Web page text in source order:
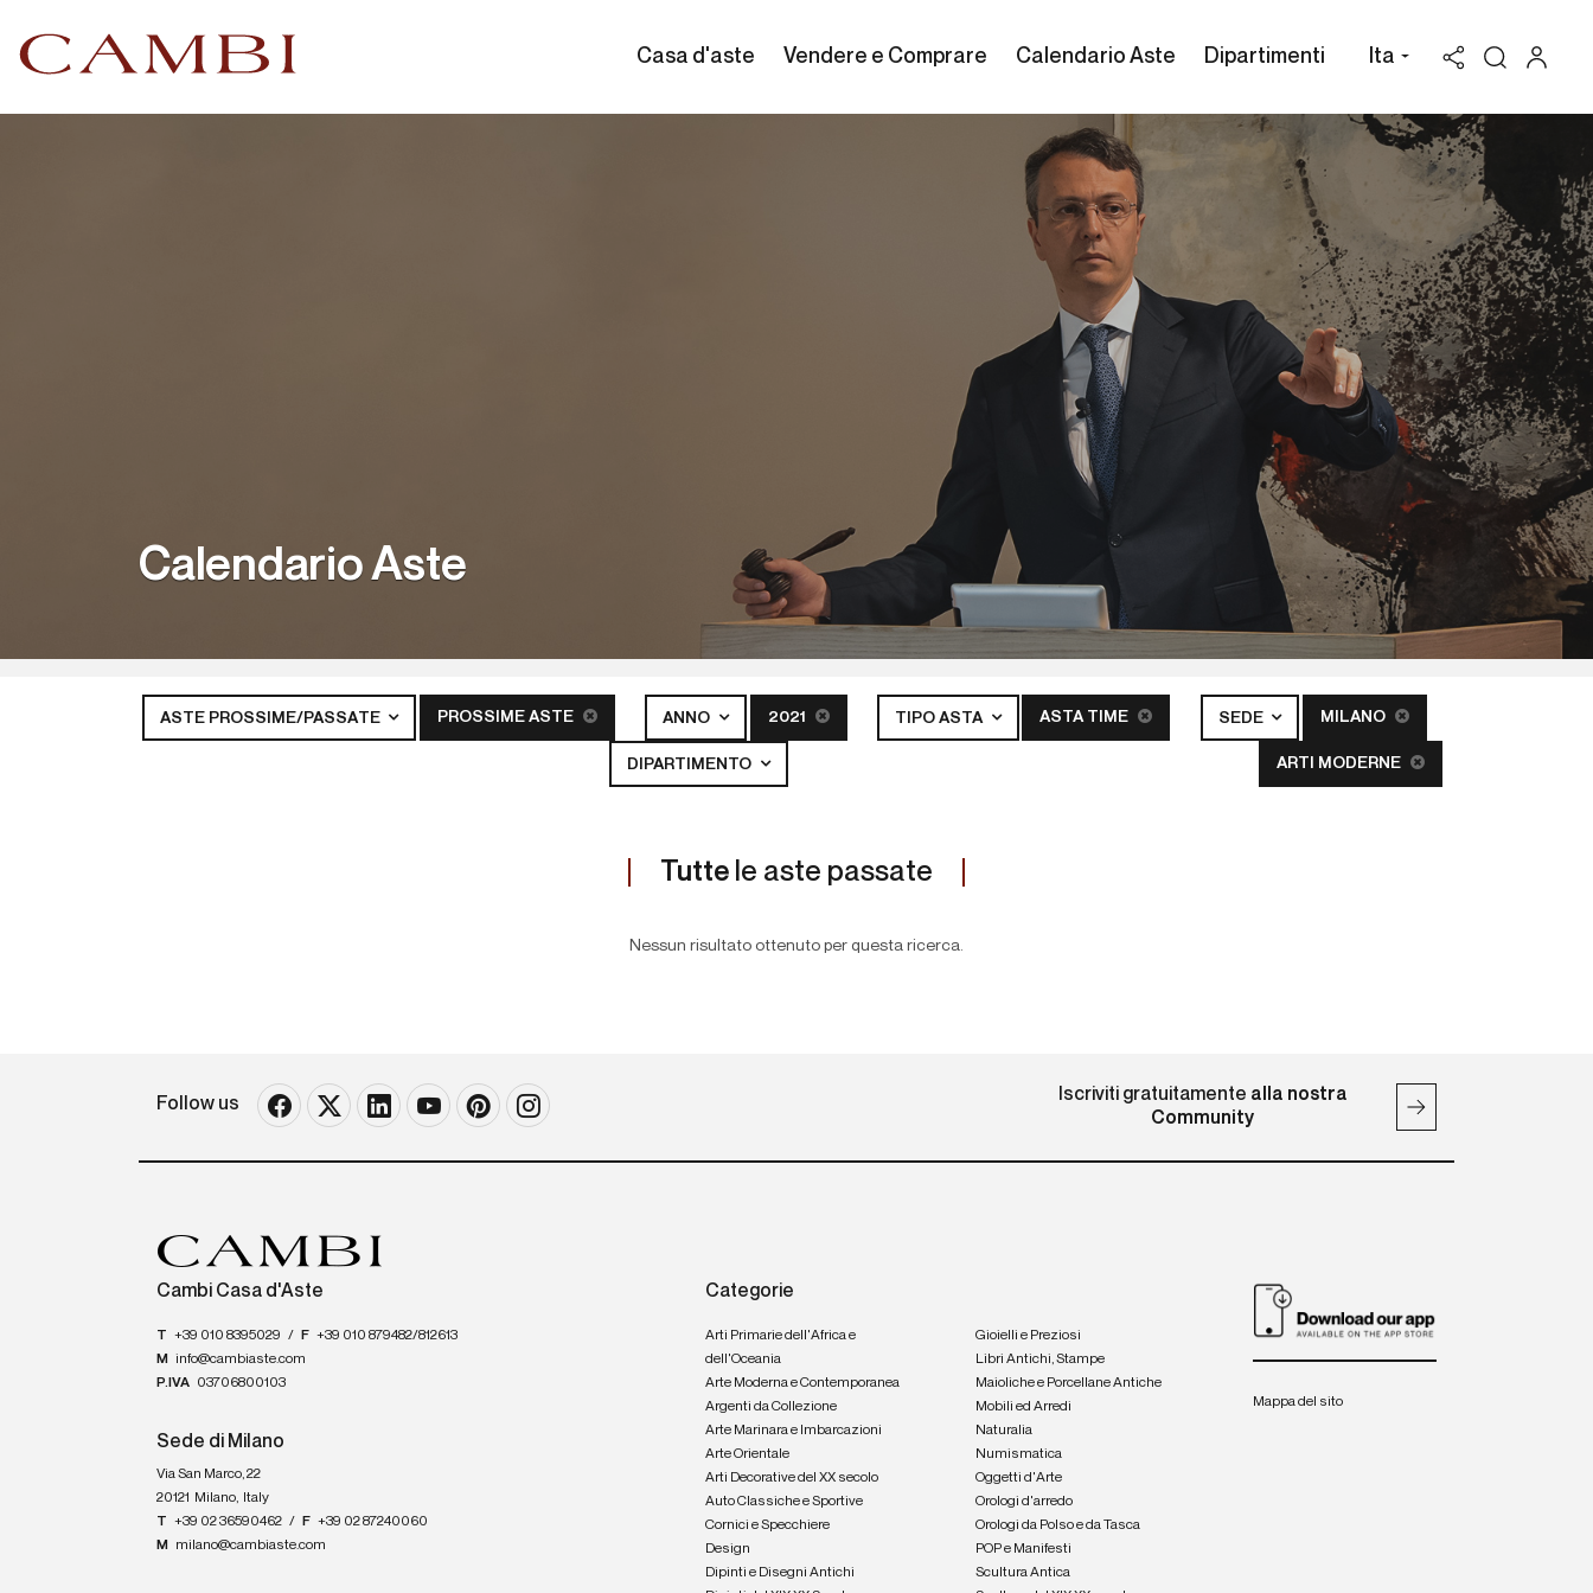
Casa d'aste Vendere e Comprare Calendario Aste Dipartimenti Ita
Calendario Aste
ASTE PROSSIME/PASSATE PROSSIME ASTE ANNO 2021 TIPO ASTA ASTA TIME SEDE MILANO
DIPARTIMENTO ARTI MODERNE
Tutte le aste passate
Nessun risultato ottenuto per questa ricerca.
Follow us Iscriviti gratuitamente alla nostra
Community
Cambi Casa d'Aste
T +39 010 8395029 / F +39 010 879482/812613
M
info@cambiaste.com
P.IVA 03706800103
Sede di Milano
Via San Marco, 22
20121
Milano, Italy
T +39 02 36590462 / F +39 02 87240060
M
milano@cambiaste.com
Categorie
Arti Primarie dell'Africa e
dell'Oceania
Arte Moderna e Contemporanea
Argenti da Collezione
Arte Marinara e Imbarcazioni
Arte Orientale
Arti Decorative del XX secolo
Auto Classiche e Sportive
Cornici e Specchiere
Design
Dipinti e Disegni Antichi
Gioielli e Preziosi
Libri Antichi, Stampe
Maioliche e Porcellane Antiche
Mobili ed Arredi
Naturalia
Numismatica
Oggetti d'Arte
Orologi d'arredo
Orologi da Polso e da Tasca
POP e Manifesti
Scultura Antica
Mappa del sito